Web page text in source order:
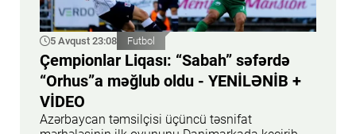
5 Avqust 23:08 Futbol
Çempionlar Liqası: “Sabah” səfərdə
“Orhus”a məğlub oldu - YENİLƏNİB +
VİDEO
Azərbaycan təmsilçisi üçüncü təsnifat